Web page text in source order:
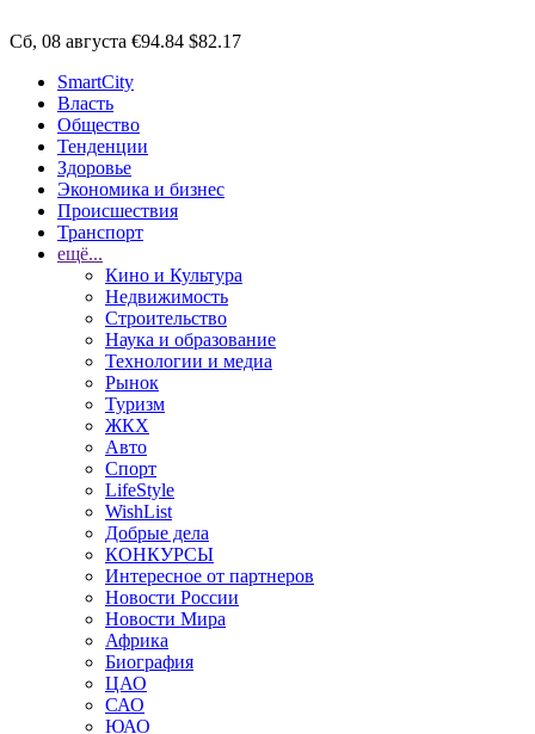
Сб, 08 августа €94.84 $82.17
SmartCity
Власть
Общество
Тенденции
Здоровье
Экономика и бизнес
Происшествия
Транспорт
ещё...
Кино и Культура
Недвижимость
Строительство
Наука и образование
Технологии и медиа
Рынок
Туризм
ЖКХ
Авто
Спорт
LifeStyle
WishList
Добрые дела
КОНКУРСЫ
Интересное от партнеров
Новости России
Новости Мира
Африка
Биография
ЦАО
САО
ЮАО